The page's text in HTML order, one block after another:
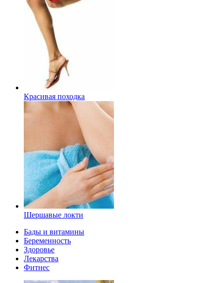
Красивая походка
Шершавые локти
Бады и витамины
Беременность
Здоровье
Лекарства
Фитнес